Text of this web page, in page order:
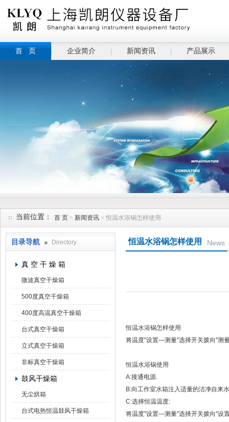
首 页 企业简介 新闻资讯 产品展示
当前位置： 首 页 > 新闻资讯 > 恒温水浴锅怎样使用
目录导航 Directory
真 空 干 燥 箱
微波真空干燥箱
500度真空干燥箱
400度高温真空干燥箱
台式真空干燥箱
立式真空干燥箱
非标真空干燥箱
鼓风干燥箱
无尘烘箱
台式电热恒温鼓风干燥箱
恒温水浴锅怎样使用 News
恒温水浴锅怎样使用
将温度"设置—测量"选择开关拨向"测
恒温水浴锅使用
A:接通电源.
B:向工作室水箱注入适量的洁净自来
C:选择恒温温度:
将温度"设置—测量"选择开关拨向"设